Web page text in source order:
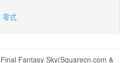
零式
Fantasy Sky(Squarecn.com &